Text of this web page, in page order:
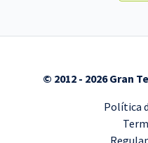
© 2012 - 2026 Gran
Política